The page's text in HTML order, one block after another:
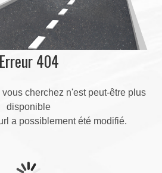
Erreur 404
cherchez n'est peut-être plus
disponible
a possiblement été modifié.